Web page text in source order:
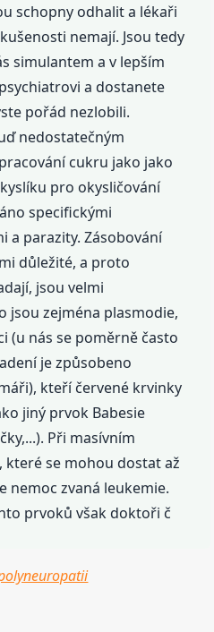
schopny odhalit a lékaři
nemají. Jsou tedy
simulantem a v lepším
a dostanete
pořád nezlobili.
nedostatečným
cukru jako jako
pro okysličování
specifickými
a parazity. Zásobování
důležité, a proto
jsou velmi
jsou zejména plasmodie,
(u nás se poměrně často
je způsobeno
kteří červené krvinky
jiný prvok Babesie
Při masívním
se mohou dostat až
nemoc zvaná leukemie.
prvoků však doktoři č